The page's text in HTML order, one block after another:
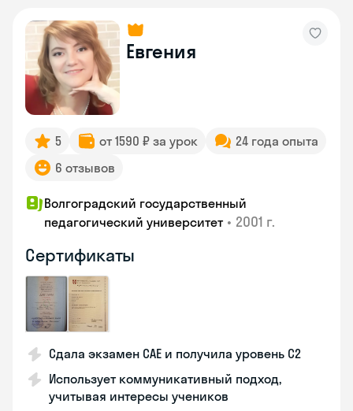
Евгения
5 от 1590 ₽ за урок
24 года опыта
6 отзывов
Волгоградский государственный
педагогический университет • 2001 г.
Сертификаты
Сдала экзамен CAE и получила уровень С2
Использует коммуникативный подход,
учитывая интересы учеников